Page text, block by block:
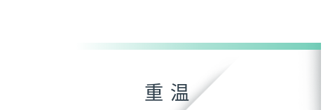
重温